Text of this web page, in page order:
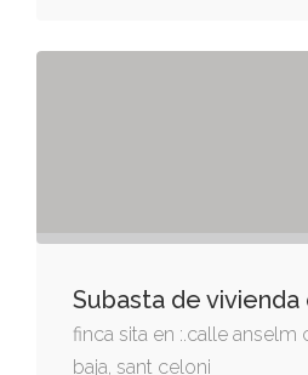
Subasta de vivienda
finca sita en :.calle anselm
baja, sant celoni